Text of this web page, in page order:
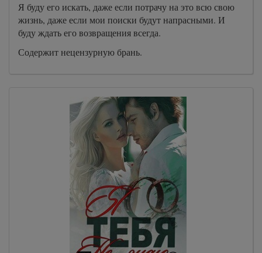
Я буду его искать, даже если потрачу на это всю свою
жизнь, даже если мои поиски будут напрасными. И
буду ждать его возвращения всегда.
Содержит нецензурную брань.